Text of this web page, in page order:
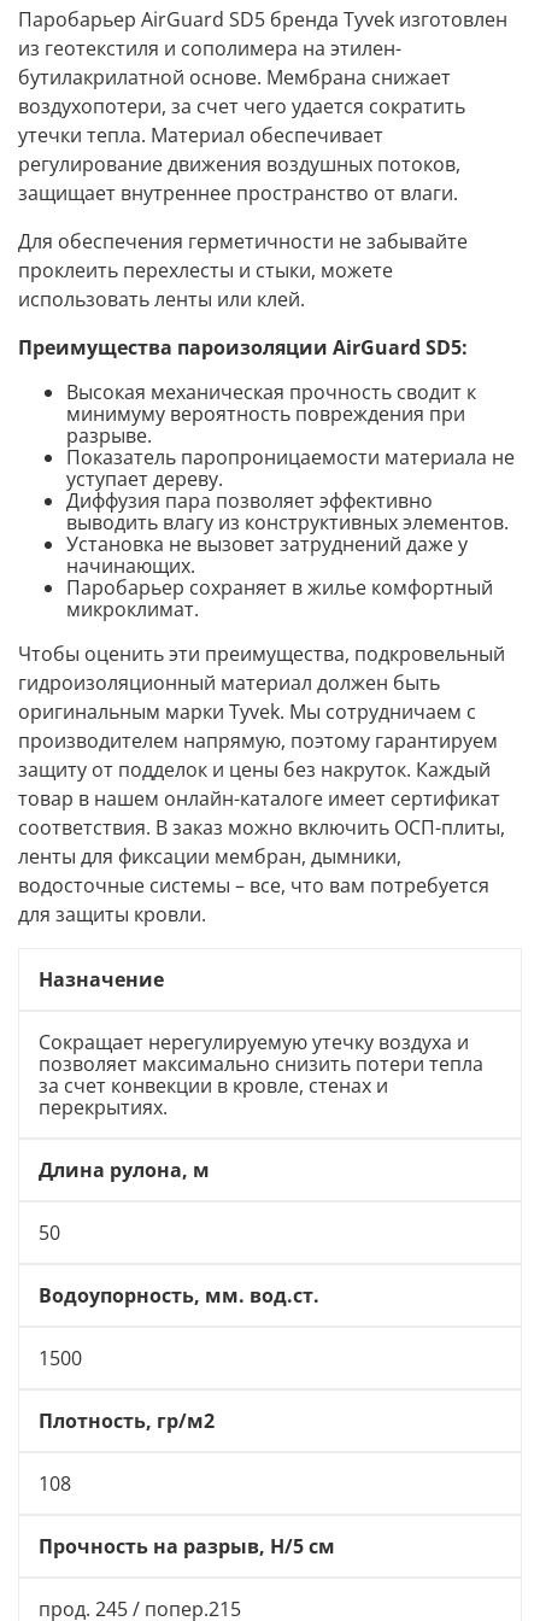
Паробарьер AirGuard SD5 бренда Tyvek изготовлен
из геотекстиля и сополимера на этилен-
бутилакрилатной основе. Мембрана снижает
воздухопотери, за счет чего удается сократить
утечки тепла. Материал обеспечивает
регулирование движения воздушных потоков,
защищает внутреннее пространство от влаги.
Для обеспечения герметичности не забывайте
проклеить перехлесты и стыки, можете
использовать ленты или клей.
Преимущества пароизоляции AirGuard SD5:
Высокая механическая прочность сводит к
минимуму вероятность повреждения при
разрыве.
Показатель паропроницаемости материала не
уступает дереву.
Диффузия пара позволяет эффективно
выводить влагу из конструктивных элементов.
Установка не вызовет затруднений даже у
начинающих.
Паробарьер сохраняет в жилье комфортный
микроклимат.
Чтобы оценить эти преимущества, подкровельный
гидроизоляционный материал должен быть
оригинальным марки Tyvek. Мы сотрудничаем с
производителем напрямую, поэтому гарантируем
защиту от подделок и цены без накруток. Каждый
товар в нашем онлайн-каталоге имеет сертификат
соответствия. В заказ можно включить ОСП-плиты,
ленты для фиксации мембран, дымники,
водосточные системы – все, что вам потребуется
для защиты кровли.
Назначение
Сокращает нерегулируемую утечку воздуха и
позволяет максимально снизить потери тепла
за счет конвекции в кровле, стенах и
перекрытиях.
Длина рулона, м
50
Водоупорность, мм. вод.ст.
1500
Плотность, гр/м2
108
Прочность на разрыв, Н/5 см
прод. 245 / попер.215